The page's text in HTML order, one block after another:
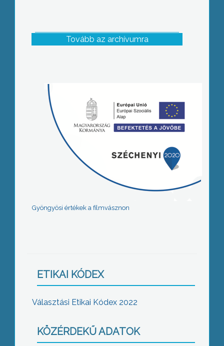
Tovább az archívumra
Gyöngyösi értékek a filmvásznon
ETIKAI KÓDEX
Választási Etikai Kódex 2022
KÖZÉRDEKŰ ADATOK